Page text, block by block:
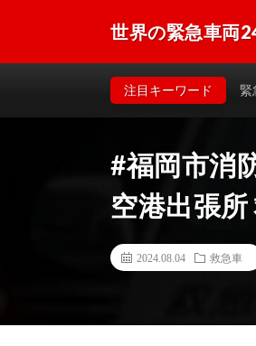
世界の緊急車両
注目キーワード 緊
#福岡市消
空港出張
2024.08.04 救急車